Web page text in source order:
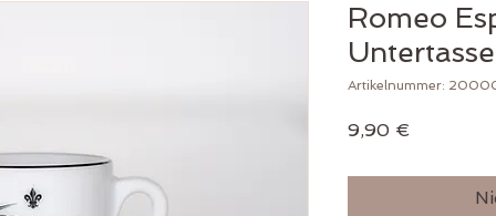
Romeo
Untertasse
Artikelnummer:
9,90 €